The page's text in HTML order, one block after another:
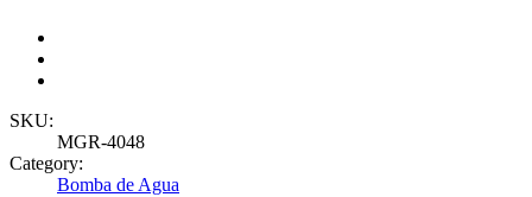
SKU:
MGR-4048
Category:
Bomba de Agua